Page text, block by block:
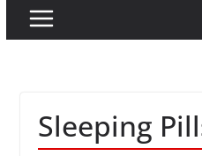
Sleeping